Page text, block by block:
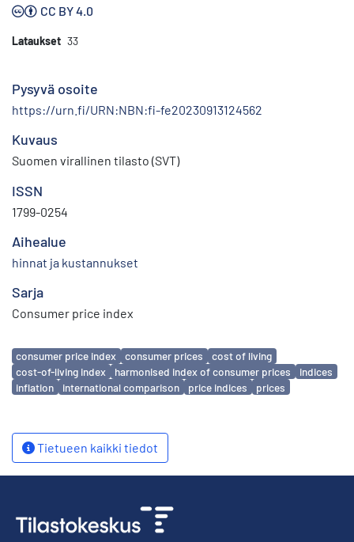
CC BY 4.0
Lataukset 33
Pysyvä osoite
https://urn.fi/URN:NBN:fi-fe20230913124562
Kuvaus
Suomen virallinen tilasto (SVT)
ISSN
1799-0254
Aihealue
hinnat ja kustannukset
Sarja
Consumer price index
Avainsanat
consumer price index consumer prices
cost of living
cost-of-living index
harmonised index of consumer prices
indices
inflation
international comparison price indices prices
Tietueen kaikki tiedot